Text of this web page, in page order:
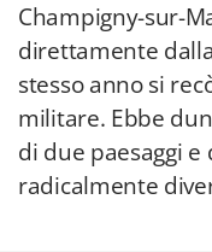
Champigny-sur-
direttamente
stesso anno si
militare. Ebbe
di due paesaggi
radicalmente